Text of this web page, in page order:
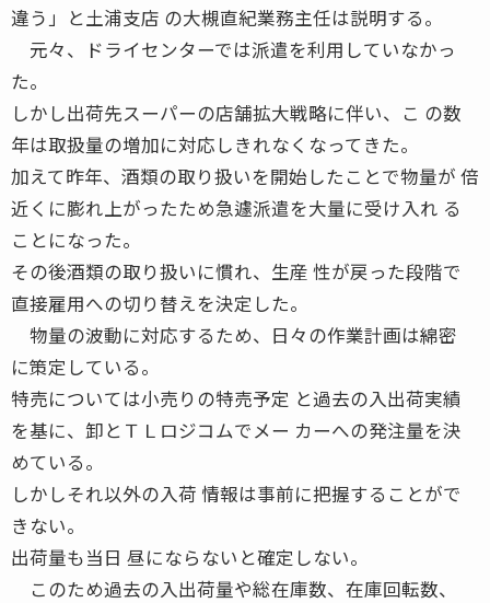
違う」と土浦支店 の大槻直紀業務主任は説明する。
元々、ドライセンターでは派遣を利用していなかっ
た。
しかし出荷先スーパーの店舗拡大戦略に伴い、こ の数
年は取扱量の増加に対応しきれなくなってきた。
加えて昨年、酒類の取り扱いを開始したことで物量が 倍
近くに膨れ上がったため急遽派遣を大量に受け入れ る
ことになった。
その後酒類の取り扱いに慣れ、生産 性が戻った段階で
直接雇用への切り替えを決定した。
物量の波動に対応するため、日々の作業計画は綿密
に策定している。
特売については小売りの特売予定 と過去の入出荷実績
を基に、卸とＴＬロジコムでメー カーへの発注量を決
めている。
しかしそれ以外の入荷 情報は事前に把握することがで
きない。
出荷量も当日 昼にならないと確定しない。
このため過去の入出荷量や総在庫数、在庫回転数、